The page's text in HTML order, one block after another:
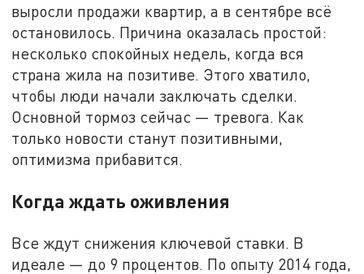
выросли продажи квартир, а в сентябре всё
остановилось. Причина оказалась простой:
несколько спокойных недель, когда вся
страна жила на позитиве. Этого хватило,
чтобы люди начали заключать сделки.
Основной тормоз сейчас — тревога. Как
только новости станут позитивными,
оптимизма прибавится.
Когда ждать оживления
Все ждут снижения ключевой ставки. В
идеале — до 9 процентов. По опыту 2014 года,